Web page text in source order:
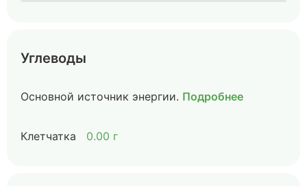
Углеводы
Основной источник энергии. Подробнее
Клетчатка 0.00 г